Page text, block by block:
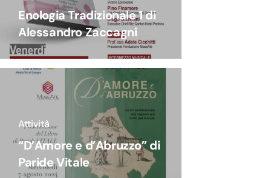
Enologia Tradizionale 1 di
Alessandro Zaccagni
Attività
“D’Amore e d’Abruzzo” di
Paride Vitale